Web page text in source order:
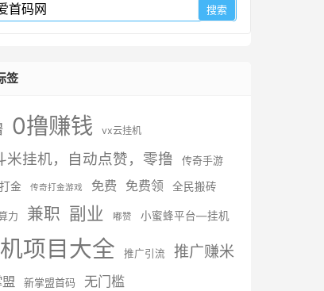
签
0撸赚钱 vx云挂机
米挂机，自动点赞，零撸 传奇手游
金 传奇打金游戏 免费 免费领 全民搬砖
力 兼职 副业 嘟赞 小蜜蜂平台—挂机
项目大全 推广引流 推广赚米
新掌盟首码 无门槛